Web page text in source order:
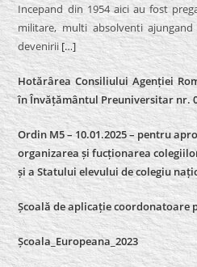
Incepand din 1954 aici au fost
militare, multi absolventi
devenirii […]
Hotărârea Consiliului Agenției
în Învățământul Preuniversitar nr.
Ordin M5 – 10.01.2025 – pentru
organizarea și fucționarea
și a Statului elevului de colegiu
Școală de aplicație coordonatoare
Școala_Europeana_2023